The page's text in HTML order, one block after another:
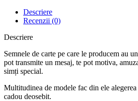
Descriere
Recenzii (0)
Descriere
Semnele de carte pe care le producem au
pot transmite un mesaj, te pot motiva,
simți special.
Multitudinea de modele fac din ele
cadou deosebit.